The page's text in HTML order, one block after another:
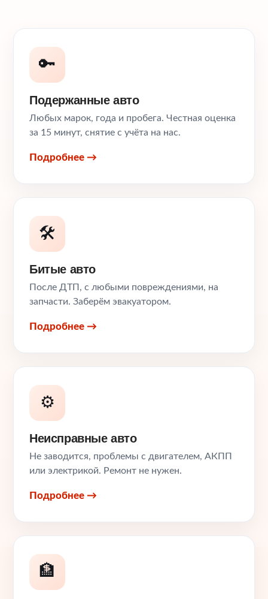
🔑
Подержанные авто
Любых марок, года и пробега. Честная оценка
за 15 минут, снятие с учёта на нас.
Подробнее →
🛠️
Битые авто
После ДТП, с любыми повреждениями, на
запчасти. Заберём эвакуатором.
Подробнее →
⚙️
Неисправные авто
Не заводится, проблемы с двигателем, АКПП
или электрикой. Ремонт не нужен.
Подробнее →
🏦